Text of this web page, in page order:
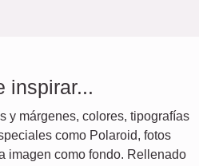
inspirar...
y márgenes, colores, tipografías
como Polaroid, fotos
imagen como fondo. Rellenado